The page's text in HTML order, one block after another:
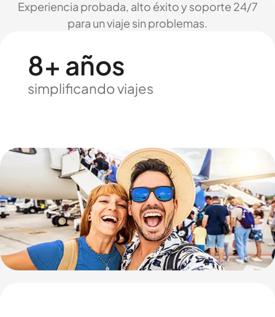
Experiencia probada, alto éxito y soporte 24/7
para un viaje sin problemas.
8+ años
simplificando viajes